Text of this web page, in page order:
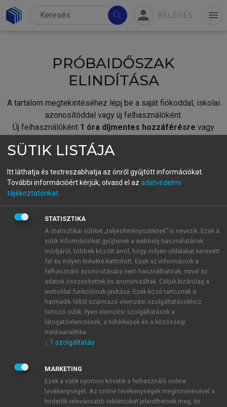
search person BELÉPÉS menu
PRÓBAIDŐSZAK
ELINDÍTÁSA
A tartalom megtekintéséhez lépj be a saját fiókoddal, iskolai
azonosítóddal vagy új felhasználóként.
Új felhasználóként 1 óra díjmentes hozzáférésre vagy
fiókoddal,vagy hozz létre új fiókot.
A regisztráció után apróbaidőszakautomatikusan
BELÉPÉS SAJÁT FIÓKKAL
ÚJ FIÓK LÉTREHOZÁSA
1 óra díjmentes hozzáférés
E-MAIL-CÍM
JELSZÓ
JELSZÓ ÚJRA
SÜTIK LISTÁJA
Itt láthatja és testreszabhatja az önről gyűjtött információkat.
További információért kérjük, olvasd el az adatvédelmi
tájékoztatónkat
STATISZTIKA
A statisztikai sütiket „teljesítménysütiknek” is nevezik. Ezek a
sütik információkat gyűjtenek a webhely használatának
módjáról, többek között arról, hogy milyen oldalakat keresett
fel és milyen linkekre kattintott. Ezek az információk a
felhasználó azonosítására nem használhatóak, mivel az
adatok összesítettek és anonimizáltak. Céljuk kizárólag a
weboldal funkcióinak javítása. Ezek közé tartoznak a
harmadik féltől származó elemzési szolgáltatásokhoz
tartozó sütik; ilyen elemzési szolgáltatások a
látogatóelemzések, a hőtérképek és a közösségi
médiaanalitika.
↓ 1 szolgáltatás
MARKETING
Ezek a sütik nyomon követik a felhasználó online
tevékenységét. Az online tevékenységek megismerésével a
hirdetők relevánsabb reklámokat jeleníthetnek meg, és